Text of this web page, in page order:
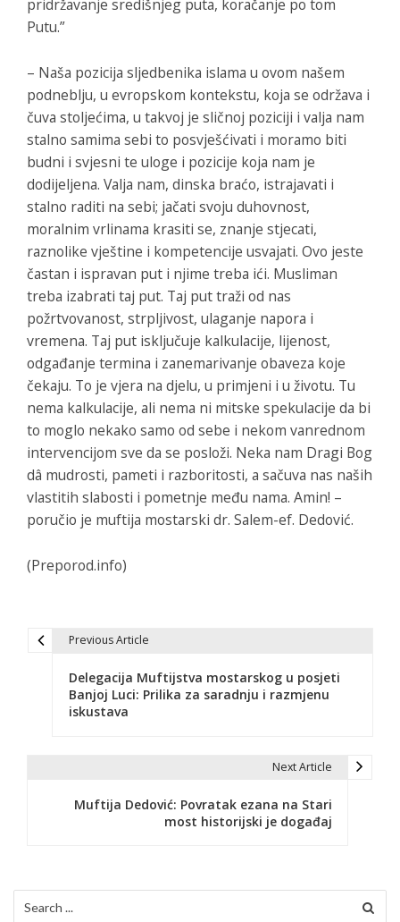
pridržavanje središnjeg puta, koračanje po tom
Putu.”
– Naša pozicija sljedbenika islama u ovom našem
podneblju, u evropskom kontekstu, koja se održava i
čuva stoljećima, u takvoj je sličnoj poziciji i valja nam
stalno samima sebi to posvješćivati i moramo biti
budni i svjesni te uloge i pozicije koja nam je
dodijeljena. Valja nam, dinska braćo, istrajavati i
stalno raditi na sebi; jačati svoju duhovnost,
moralnim vrlinama krasiti se, znanje stjecati,
raznolike vještine i kompetencije usvajati. Ovo jeste
častan i ispravan put i njime treba ići. Musliman
treba izabrati taj put. Taj put traži od nas
požrtvovanost, strpljivost, ulaganje napora i
vremena. Taj put isključuje kalkulacije, lijenost,
odgađanje termina i zanemarivanje obaveza koje
čekaju. To je vjera na djelu, u primjeni i u životu. Tu
nema kalkulacije, ali nema ni mitske spekulacije da bi
to moglo nekako samo od sebe i nekom vanrednom
intervencijom sve da se posloži. Neka nam Dragi Bog
dâ mudrosti, pameti i razboritosti, a sačuva nas naših
vlastitih slabosti i pometnje među nama. Amin! –
poručio je muftija mostarski dr. Salem-ef. Dedović.
(Preporod.info)
j
Previous Article
Delegacija Muftijstva mostarskog u posjeti
Banjoj Luci: Prilika za saradnju i razmjenu
iskustava
Next Article
Muftija Dedović: Povratak ezana na Stari
most historijski je događaj
for: